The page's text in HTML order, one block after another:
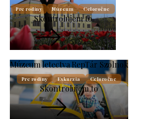
Pre rodiny Múzeum Celoročne
Skontrolujem to
Múzeum letectva RepTár Szolnok
Pre rodiny Exkurzia Celoročne
Skontrolujem to